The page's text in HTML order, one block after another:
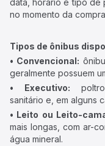
data, horário e tipo de
no momento da
Tipos de ônibus
• Convencional:
geralmente possuem
• Executivo:
sanitário e, em alguns
• Leito ou Leito-
mais longas, com ar-
água mineral.